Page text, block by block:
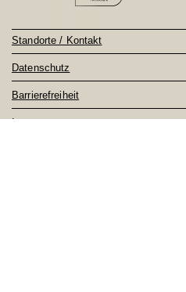
Standorte / Kontakt
Datenschutz
Barrierefreiheit
Impressum